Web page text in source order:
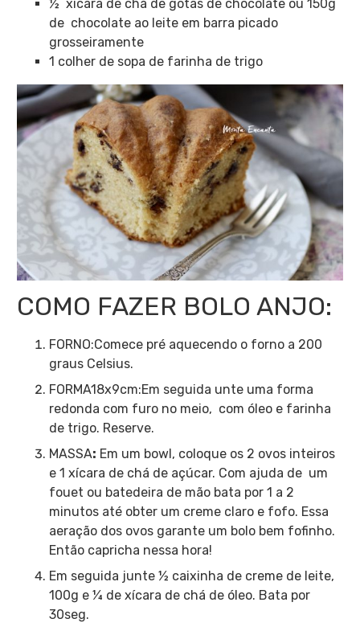
½ xícara de chá de gotas de chocolate ou 150g
de chocolate ao leite em barra picado
grosseiramente
1 colher de sopa de farinha de trigo
COMO FAZER BOLO ANJO:
FORNO:Comece pré aquecendo o forno a 200
graus Celsius.
FORMA18x9cm:Em seguida unte uma forma
redonda com furo no meio, com óleo e farinha
de trigo. Reserve.
MASSA: Em um bowl, coloque os 2 ovos inteiros
e 1 xícara de chá de açúcar. Com ajuda de um
fouet ou batedeira de mão bata por 1 a 2
minutos até obter um creme claro e fofo. Essa
aeração dos ovos garante um bolo bem fofinho.
Então capricha nessa hora!
Em seguida junte ½ caixinha de creme de leite,
100g e ¼ de xícara de chá de óleo. Bata por
30seg.